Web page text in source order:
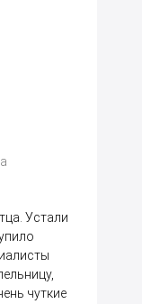
Устали
чуткие